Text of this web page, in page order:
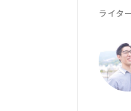
ライタ